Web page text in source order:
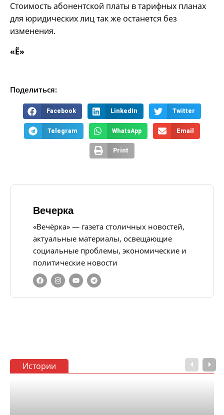
Стоимость абонентской платы в тарифных планах
для юридических лиц так же останется без
изменения.
«Ё»
Поделиться:
Facebook LinkedIn Twitter
Telegram WhatsApp Email
Print
Вечерка
«Вечёрка» — газета столичных новостей,
актуальные материалы, освещающие
социальные проблемы, экономические и
политические новости
Истории